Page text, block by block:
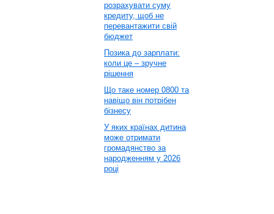
розрахувати суму
кредиту, щоб не
перевантажити свій
бюджет
Позика до зарплати:
коли це – зручне
рішення
Що таке номер 0800 та
навіщо він потрібен
бізнесу
У яких країнах дитина
може отримати
громадянство за
народженням у 2026
році